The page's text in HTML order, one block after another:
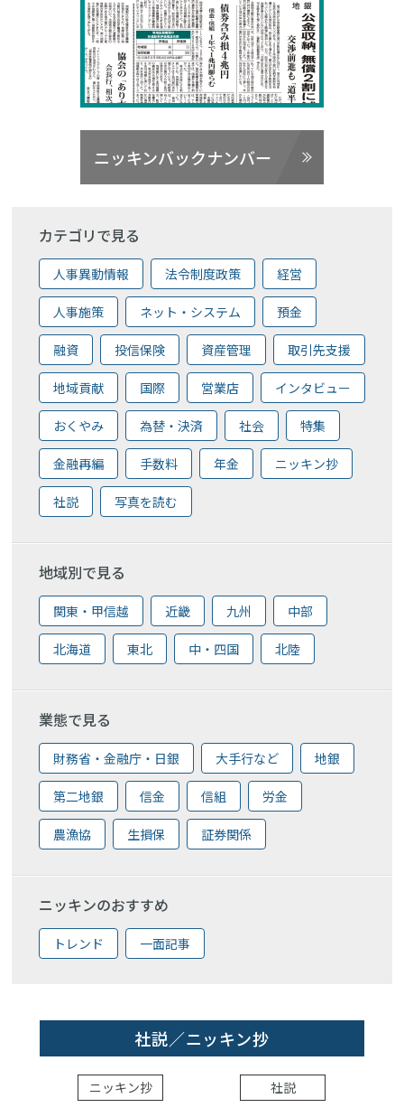
ニッキンバックナンバー
カテゴリで見る
人事異動情報 法令制度政策 経営
人事施策 ネット・システム 預金
融資 投信保険 資産管理 取引先支援
地域貢献 国際 営業店 インタビュー
おくやみ 為替・決済 社会 特集
金融再編 手数料 年金 ニッキン抄
社説 写真を読む
地域別で見る
関東・甲信越 近畿 九州 中部
北海道 東北 中・四国 北陸
業態で見る
財務省・金融庁・日銀 大手行など 地銀
第二地銀 信金 信組 労金
農漁協 生損保 証券関係
ニッキンのおすすめ
トレンド 一面記事
社説／ニッキン抄
ニッキン抄 社説